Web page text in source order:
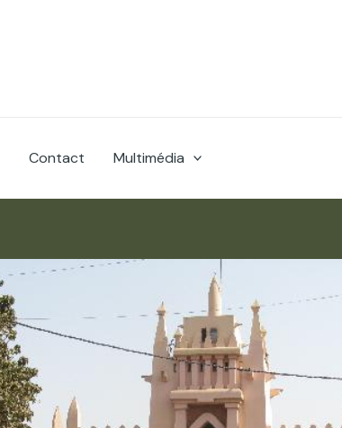
Contact Multimédia